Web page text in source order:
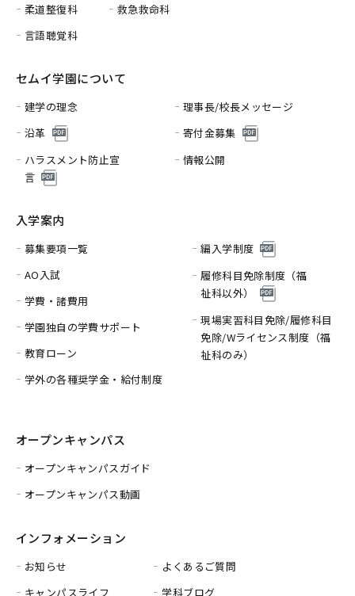
柔道整復科
言語聴覚科
救急救命科
セムイ学園について
建学の理念
理事長/校長メッセージ
沿革
寄付金募集
ハラスメント防止宣
言
情報公開
入学案内
募集要項一覧
AO入試
学費・諸費用
学園独自の学費サポート
教育ローン
学外の各種奨学金・給付制度
編入学制度
履修科目免除制度（福
祉科以外）
現場実習科目免除/履修科目
免除/Wライセンス制度（福
祉科のみ）
オープンキャンパス
オープンキャンパスガイド
オープンキャンパス動画
インフォメーション
お知らせ
キャンパスライフ
よくあるご質問
学科ブログ